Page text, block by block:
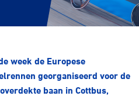
week de Europese
georganiseerd voor de
baan in Cottbus,